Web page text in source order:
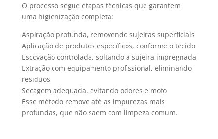
O processo segue etapas técnicas que garantem
uma higienização completa:
Aspiração profunda, removendo sujeiras superficiais
Aplicação de produtos específicos, conforme o tecido
Escovação controlada, soltando a sujeira impregnada
Extração com equipamento profissional, eliminando
resíduos
Secagem adequada, evitando odores e mofo
Esse método remove até as impurezas mais
profundas, que não saem com limpeza comum.